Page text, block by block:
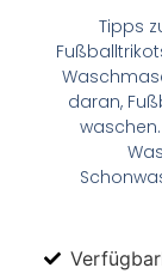
Tipps
daran,